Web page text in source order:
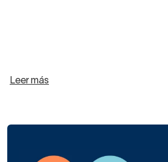
Leer más